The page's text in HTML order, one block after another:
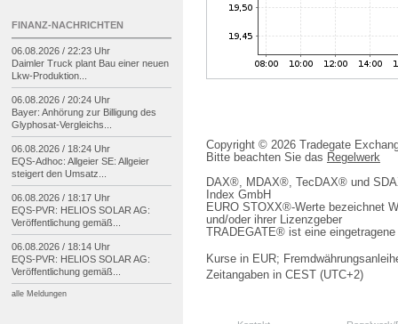
Copyright © 2026 Tradegate
Bitte beachten Sie das Regelwerk
DAX®, MDAX®, TecDAX® und
Index GmbH
EURO STOXX®-Werte bezeichnet
und/oder ihrer Lizenzgeber
TRADEGATE® ist eine
Kurse in EUR;
Zeitangaben in CEST (UTC+2)
FINANZ-NACHRICHTEN
06.08.2026 / 22:23 Uhr
Daimler Truck plant Bau einer neuen
Lkw-Produktion...
06.08.2026 / 20:24 Uhr
Bayer: Anhörung zur Billigung des
Glyphosat-Vergleichs...
06.08.2026 / 18:24 Uhr
EQS-Adhoc: Allgeier SE: Allgeier
steigert den Umsatz...
06.08.2026 / 18:17 Uhr
EQS-PVR: HELIOS SOLAR AG:
Veröffentlichung gemäß...
06.08.2026 / 18:14 Uhr
EQS-PVR: HELIOS SOLAR AG:
Veröffentlichung gemäß...
alle Meldungen